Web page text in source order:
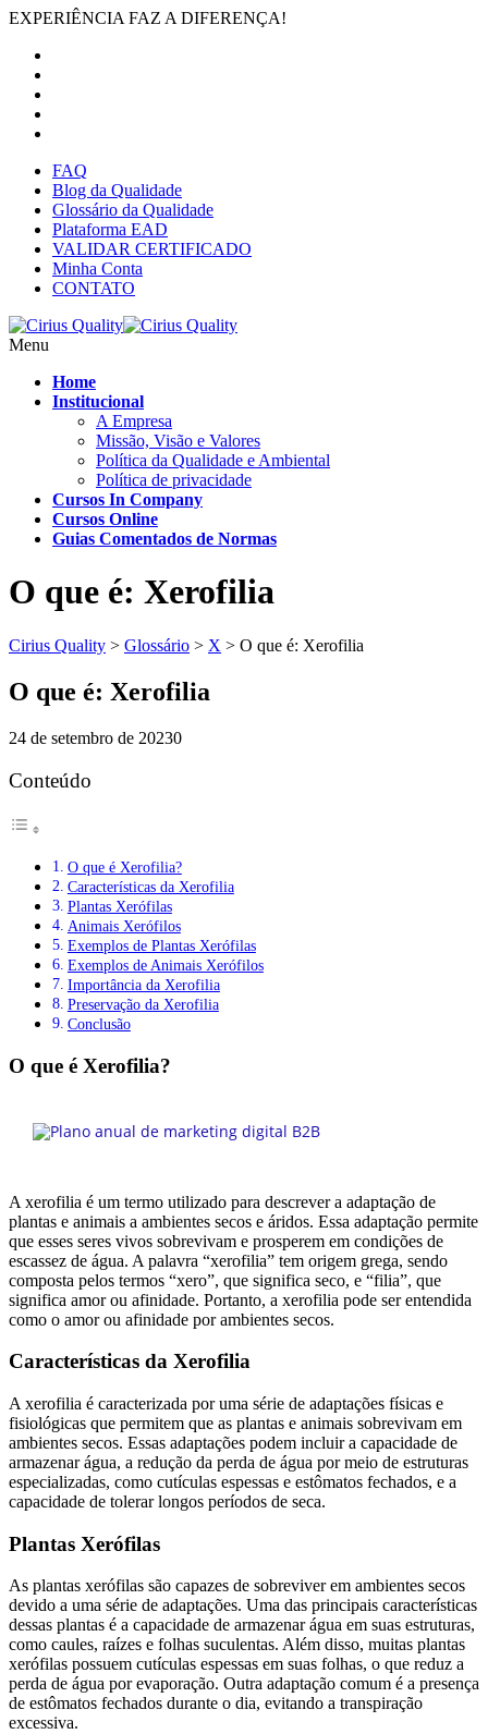
EXPERIÊNCIA FAZ A DIFERENÇA!
FAQ
Blog da Qualidade
Glossário da Qualidade
Plataforma EAD
VALIDAR CERTIFICADO
Minha Conta
CONTATO
Menu
Home
Institucional
A Empresa
Missão, Visão e Valores
Política da Qualidade e Ambiental
Política de privacidade
Cursos In Company
Cursos Online
Guias Comentados de Normas
O que é: Xerofilia
Cirius Quality > Glossário > X > O que é: Xerofilia
O que é: Xerofilia
24 de setembro de 20230
Conteúdo
O que é Xerofilia?
Características da Xerofilia
Plantas Xerófilas
Animais Xerófilos
Exemplos de Plantas Xerófilas
Exemplos de Animais Xerófilos
Importância da Xerofilia
Preservação da Xerofilia
Conclusão
O que é Xerofilia?
A xerofilia é um termo utilizado para descrever a adaptação de
plantas e animais a ambientes secos e áridos. Essa adaptação permite
que esses seres vivos sobrevivam e prosperem em condições de
escassez de água. A palavra “xerofilia” tem origem grega, sendo
composta pelos termos “xero”, que significa seco, e “filia”, que
significa amor ou afinidade. Portanto, a xerofilia pode ser entendida
como o amor ou afinidade por ambientes secos.
Características da Xerofilia
A xerofilia é caracterizada por uma série de adaptações físicas e
fisiológicas que permitem que as plantas e animais sobrevivam em
ambientes secos. Essas adaptações podem incluir a capacidade de
armazenar água, a redução da perda de água por meio de estruturas
especializadas, como cutículas espessas e estômatos fechados, e a
capacidade de tolerar longos períodos de seca.
Plantas Xerófilas
As plantas xerófilas são capazes de sobreviver em ambientes secos
devido a uma série de adaptações. Uma das principais características
dessas plantas é a capacidade de armazenar água em suas estruturas,
como caules, raízes e folhas suculentas. Além disso, muitas plantas
xerófilas possuem cutículas espessas em suas folhas, o que reduz a
perda de água por evaporação. Outra adaptação comum é a presença
de estômatos fechados durante o dia, evitando a transpiração
excessiva.